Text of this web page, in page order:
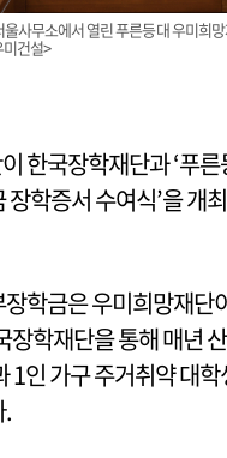
사무소에서 열린 푸른등대 우미희
건설>
한국장학재단과 ‘푸
장학증서 수여식’을 개
학금은 우미희망재단
장학재단을 통해 매년
1인 가구 주거취약 대
.